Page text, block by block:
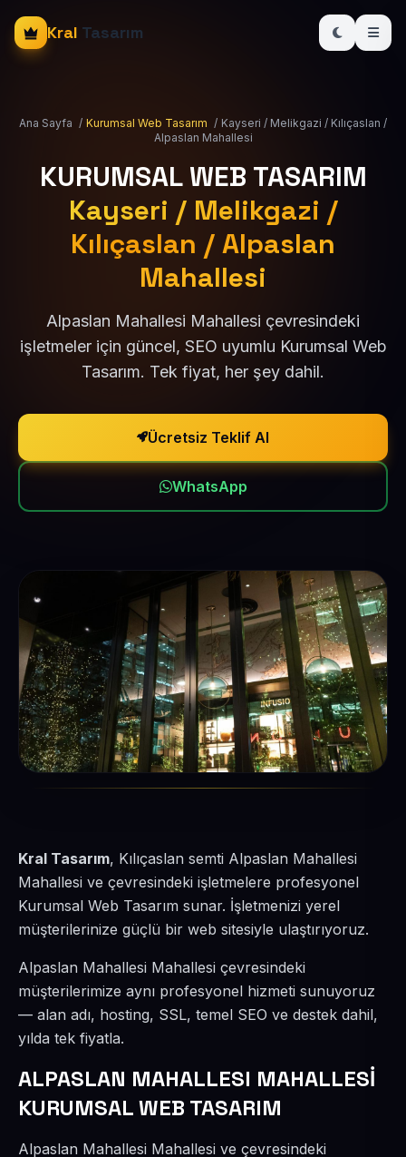
Kral Tasarım
Ana Sayfa / Kurumsal Web Tasarım / Kayseri / Melikgazi / Kılıçaslan /
Alpaslan Mahallesi
KURUMSAL WEB TASARIM
Kayseri / Melikgazi /
Kılıçaslan / Alpaslan
Mahallesi
Alpaslan Mahallesi Mahallesi çevresindeki
işletmeler için güncel, SEO uyumlu Kurumsal Web
Tasarım. Tek fiyat, her şey dahil.
Ücretsiz Teklif Al
WhatsApp
Kral Tasarım, Kılıçaslan semti Alpaslan Mahallesi
Mahallesi ve çevresindeki işletmelere profesyonel
Kurumsal Web Tasarım sunar. İşletmenizi yerel
müşterilerinize güçlü bir web sitesiyle ulaştırıyoruz.
Alpaslan Mahallesi Mahallesi çevresindeki
müşterilerimize aynı profesyonel hizmeti sunuyoruz
— alan adı, hosting, SSL, temel SEO ve destek dahil,
yılda tek fiyatla.
ALPASLAN MAHALLESI MAHALLESİ
KURUMSAL WEB TASARIM
Alpaslan Mahallesi Mahallesi ve çevresindeki